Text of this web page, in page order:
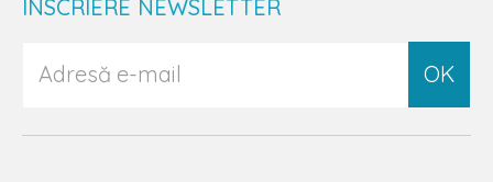
ÎNSCRIERE NEWSLETTER
OK